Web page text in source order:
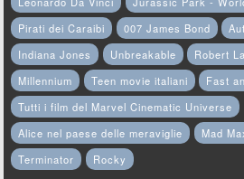
Pirati dei Caraibi
007 James Bond
Indiana Jones
Unbreakable Robert
Millennium
Teen movie italiani
Fast
Tutti i film del Marvel Cinematic Universe
Alice nel paese delle meraviglie
Mad
Terminator
Rocky